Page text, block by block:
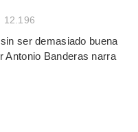
12.196
ser demasiado buena
Antonio Banderas narra